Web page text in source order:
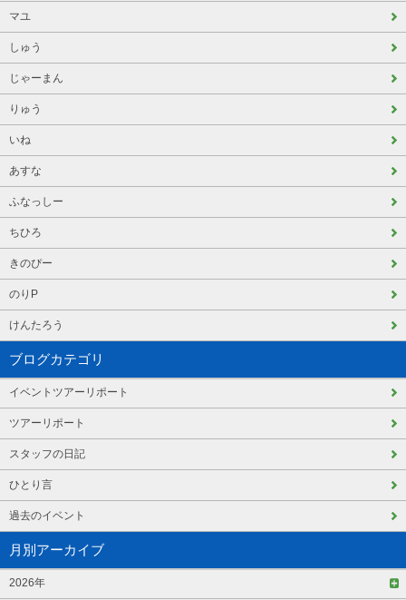
マユ
しゅう
じゃーまん
りゅう
いね
あすな
ふなっしー
ちひろ
きのぴー
のりP
けんたろう
ブログカテゴリ
イベントツアーリポート
ツアーリポート
スタッフの日記
ひとり言
過去のイベント
月別アーカイブ
2026年